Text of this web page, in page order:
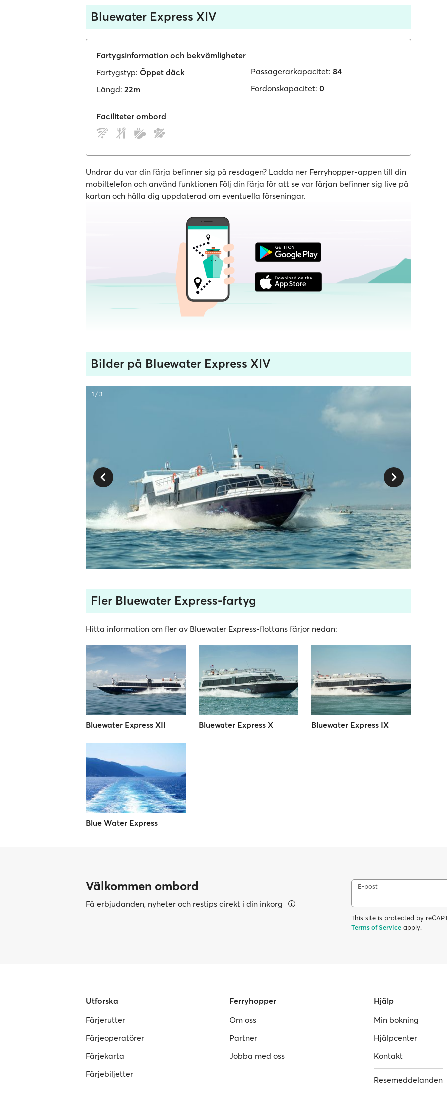
Bluewater Express XIV
Fartygsinformation och bekvämligheter
Fartygstyp: Öppet däck
Längd: 22m
Passagerarkapacitet: 84
Fordonskapacitet: 0
Faciliteter ombord
Undrar du var din färja befinner sig på resdagen? Ladda ner Ferryhopper-appen till din
mobiltelefon och använd funktionen Följ din färja för att se var färjan befinner sig live på
kartan och hålla dig uppdaterad om eventuella förseningar.
Bilder på Bluewater Express XIV
1 / 3
Fler Bluewater Express-fartyg
Hitta information om fler av Bluewater Express-flottans färjor nedan:
Bluewater Express XII Bluewater Express X Bluewater Express IX
Blue Water Express
Välkommen ombord
Få erbjudanden, nyheter och restips direkt i din inkorg
E-post
This site is protected by
Terms of Service apply.
Utforska
Färjerutter
Färjeoperatörer
Färjekarta
Färjebiljetter
Ferryhopper
Om oss
Partner
Jobba med oss
Hjälp
Min bokning
Hjälpcenter
Kontakt
Resemeddelanden